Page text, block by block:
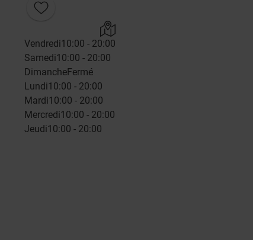
Vendredi10:00 - 20:00
Samedi10:00 - 20:00
DimancheFermé
Lundi10:00 - 20:00
Mardi10:00 - 20:00
Mercredi10:00 - 20:00
Jeudi10:00 - 20:00